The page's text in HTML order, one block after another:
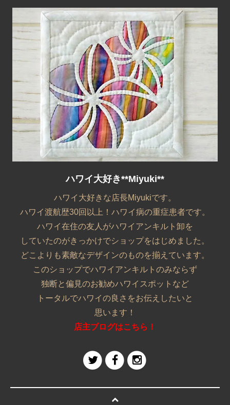
ハワイ大好き**Miyuki**
ハワイ大好きな店長Miyukiです。
ハワイ渡航歴30回以上！ハワイ病の重症患者です。
ハワイ在住の友人がハワイアンキルト卸を
していたのがきっかけでショップをはじめました。
どこよりも素敵なデザインのものを揃えています。
このショップでハワイアンキルトのみならず
独断と偏見のお勧めハワイスポットなど
トータルでハワイの良さをお伝えしたいと
思います！
店主ブログはこちら！